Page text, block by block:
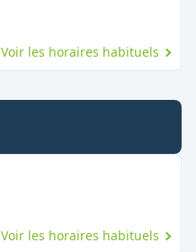
Voir les horaires habituels
Voir les horaires habituels